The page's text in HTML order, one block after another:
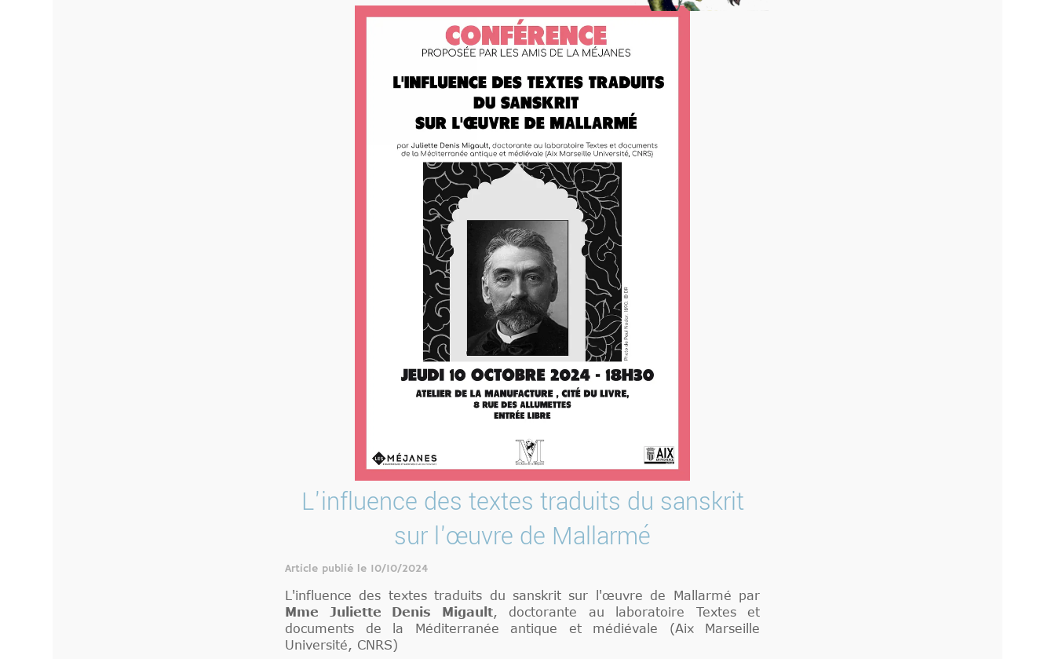
L'influence des textes traduits du sanskrit
sur l'œuvre de Mallarmé
Article publié le 10/10/2024
L'influence des textes traduits du sanskrit sur l'œuvre de Mallarmé par
Mme Juliette Denis Migault, doctorante au laboratoire Textes et
documents de la Méditerranée antique et médiévale (Aix Marseille
Université, CNRS)